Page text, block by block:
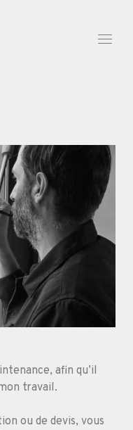
afin qu’il
travail.
ou de devis, vous